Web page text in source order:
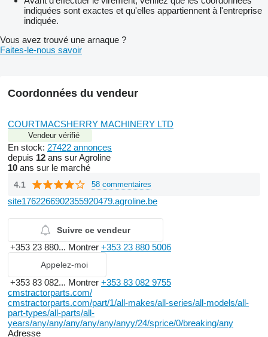
indiquées sont exactes et qu'elles appartiennent à l'entreprise
indiquée.
Vous avez trouvé une arnaque ?
Faites-le-nous savoir
Coordonnées du vendeur
COURTMACSHERRY MACHINERY LTD
Vendeur vérifié
En stock: 27422 annonces
depuis 12 ans sur Agroline
10 ans sur le marché
4.1 58 commentaires
site1762266902355920479.agroline.be
Suivre ce vendeur
+353 23 880... Montrer +353 23 880 5006
Appelez-moi
+353 83 082... Montrer +353 83 082 9755
cmstractorparts.com/
cmstractorparts.com/part/1/all-makes/all-series/all-models/all-
part-types/all-parts/all-
years/any/any/any/any/any/anyy/24/sprice/0/breaking/any
Adresse